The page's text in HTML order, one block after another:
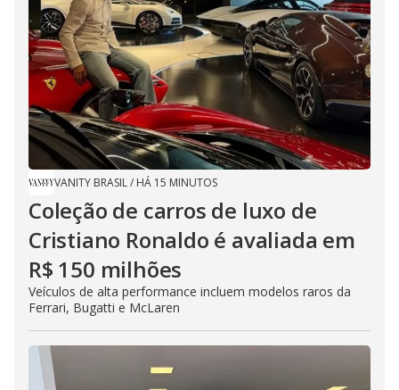
VANITY BRASIL/ HÁ 15 MINUTOS
Coleção de carros de luxo de
Cristiano Ronaldo é avaliada em
R$ 150 milhões
Veículos de alta performance incluem modelos raros da
Ferrari, Bugatti e McLaren